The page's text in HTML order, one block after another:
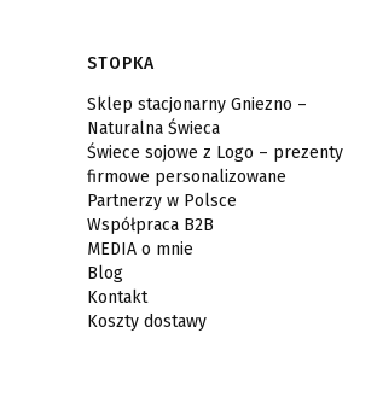
Linki w stopce
STOPKA
Sklep stacjonarny Gniezno –
Naturalna Świeca
Świece sojowe z Logo – prezenty
firmowe personalizowane
Partnerzy w Polsce
Współpraca B2B
MEDIA o mnie
Blog
Kontakt
Koszty dostawy